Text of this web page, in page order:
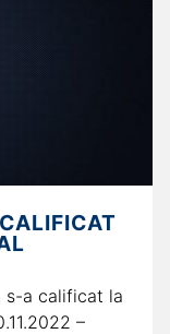
s-a calificat la
–